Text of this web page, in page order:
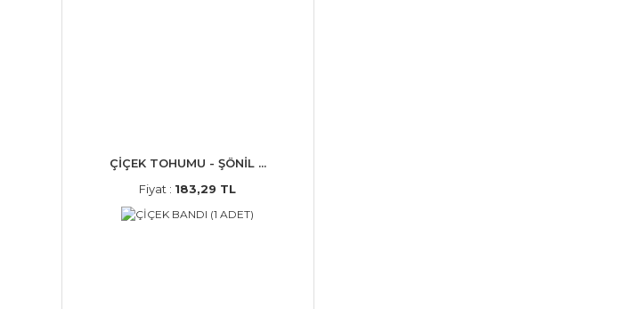
ÇİÇEK TOHUMU - ŞÖNİL ...
Fiyat : 183,29 TL